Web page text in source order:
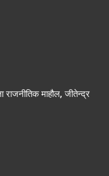
माहौल, जीतेन्द्र